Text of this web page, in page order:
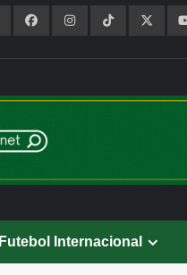
Futebol Internacional